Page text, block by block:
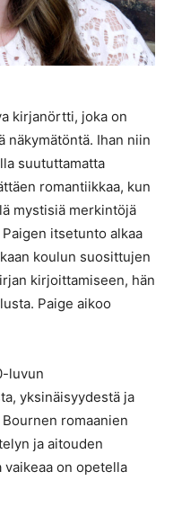
kirjanörtti, joka on
näkymätöntä. Ihan niin
suututtamatta
romantiikkaa, kun
mystisiä merkintöjä
itsetunto alkaa
koulun suosittujen
kirjoittamiseen, hän
Paige aikoo
luvun
yksinäisyydestä ja
romaanien
ja aitouden
on opetella